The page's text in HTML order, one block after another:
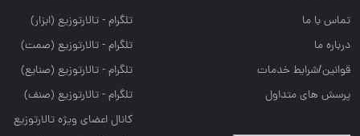
تماس با ما
درباره ما
قوانین/شرایط خدمات
پرسش های متداول
تلگرام - تالارتوزيع (ابزار)
تلگرام - تالارتوزيع (صمت)
تلگرام - تالارتوزيع (صنايع)
تلگرام - تالارتوزیع (صنف)
کانال اعضای ویژه تالارتوزیع